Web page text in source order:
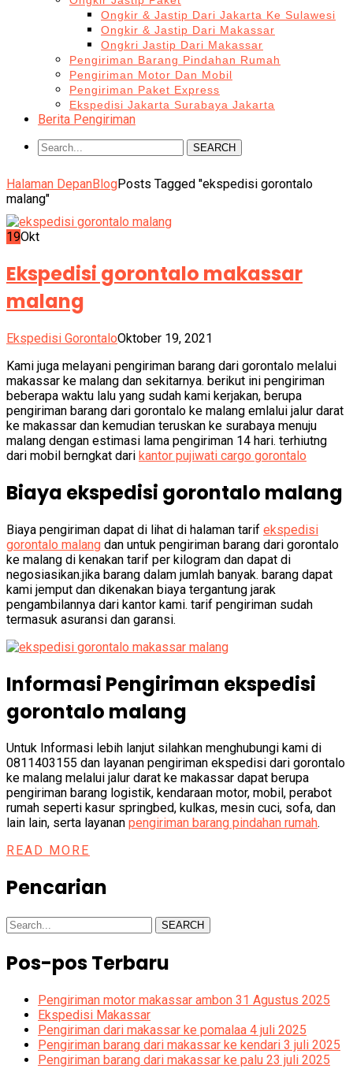
Ongkir & Jastip Dari Jakarta Ke Sulawesi
Ongkir & Jastip Dari Makassar
Ongkri Jastip Dari Makassar
Pengiriman Barang Pindahan Rumah
Pengiriman Motor Dan Mobil
Pengiriman Paket Express
Ekspedisi Jakarta Surabaya Jakarta
Berita Pengiriman
SEARCH
Halaman DepanBlogPosts Tagged "ekspedisi gorontalo
malang"
19Okt
Ekspedisi gorontalo makassar
malang
Ekspedisi GorontaloOktober 19, 2021
Kami juga melayani pengiriman barang dari gorontalo melalui
makassar ke malang dan sekitarnya. berikut ini pengiriman
beberapa waktu lalu yang sudah kami kerjakan, berupa
pengiriman barang dari gorontalo ke malang emlalui jalur darat
ke makassar dan kemudian teruskan ke surabaya menuju
malang dengan estimasi lama pengiriman 14 hari. terhiutng
dari mobil berngkat dari kantor pujiwati cargo gorontalo
Biaya ekspedisi gorontalo malang
Biaya pengiriman dapat di lihat di halaman tarif ekspedisi
gorontalo malang dan untuk pengiriman barang dari gorontalo
ke malang di kenakan tarif per kilogram dan dapat di
negosiasikan.jika barang dalam jumlah banyak. barang dapat
kami jemput dan dikenakan biaya tergantung jarak
pengambilannya dari kantor kami. tarif pengiriman sudah
termasuk asuransi dan garansi.
Informasi Pengiriman ekspedisi
gorontalo malang
Untuk Informasi lebih lanjut silahkan menghubungi kami di
0811403155 dan layanan pengiriman ekspedisi dari gorontalo
ke malang melalui jalur darat ke makassar dapat berupa
pengiriman barang logistik, kendaraan motor, mobil, perabot
rumah seperti kasur springbed, kulkas, mesin cuci, sofa, dan
lain lain, serta layanan pengiriman barang pindahan rumah.
READ MORE
Pencarian
SEARCH
Pos-pos Terbaru
Pengiriman motor makassar ambon 31 Agustus 2025
Ekspedisi Makassar
Pengiriman dari makassar ke pomalaa 4 juli 2025
Pengiriman barang dari makassar ke kendari 3 juli 2025
Pengiriman barang dari makassar ke palu 23 juli 2025